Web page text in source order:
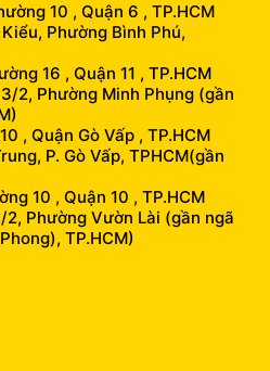
10 , Quận 6 , TP.HCM
Phường Bình Phú,
16 , Quận 11 , TP.HCM
2, Phường Minh Phụng (gần
, Quận Gò Vấp , TP.HCM
P. Gò Vấp, TPHCM(gần
10 , Quận 10 , TP.HCM
Phường Vườn Lài (gần ngã
TP.HCM)